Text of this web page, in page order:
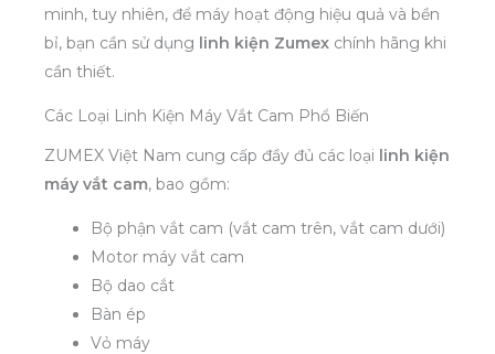
minh, tuy nhiên, để máy hoạt động hiệu quả và bền
bỉ, bạn cần sử dụng linh kiện Zumex chính hãng khi
cần thiết.
Các Loại Linh Kiện Máy Vắt Cam Phổ Biến
ZUMEX Việt Nam cung cấp đầy đủ các loại linh kiện
máy vắt cam, bao gồm:
Bộ phận vắt cam (vắt cam trên, vắt cam dưới)
Motor máy vắt cam
Bộ dao cắt
Bàn ép
Vỏ máy